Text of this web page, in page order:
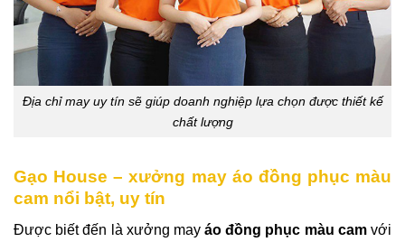
Địa chỉ may uy tín sẽ giúp doanh nghiệp lựa chọn được thiết kế
chất lượng
Gạo House – xưởng may áo đồng phục màu
cam nổi bật, uy tín
Được biết đến là xưởng mayáo đồng phục màu camvới